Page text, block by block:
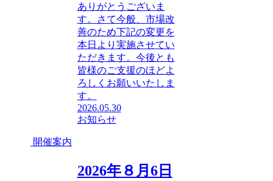
ありがとうございま
す。さて今般、市場改
善のため下記の変更を
本日より実施させてい
ただきます。今後とも
皆様のご支援のほどよ
ろしくお願いいたしま
す。
2026.05.30
お知らせ
開催案内
2026年８月6日